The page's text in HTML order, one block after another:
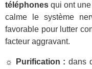
téléphones qui ont
calme le système
favorable pour lutter
facteur aggravant.
☼ Purification : dans